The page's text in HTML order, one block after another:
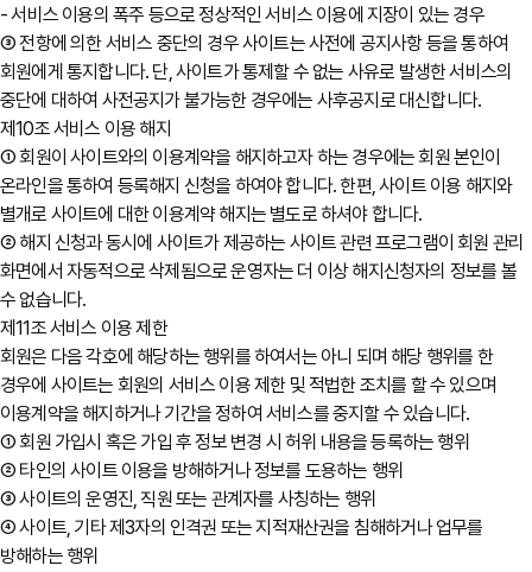
- 서비스 이용의 폭주 등으로 정상적인 서비스 이용에 지장이 있는 경우
③ 전항에 의한 서비스 중단의 경우 사이트는 사전에 공지사항 등을 통하여
회원에게 통지합니다. 단, 사이트가 통제할 수 없는 사유로 발생한 서비스의
중단에 대하여 사전공지가 불가능한 경우에는 사후공지로 대신합니다.
제10조 서비스 이용 해지
① 회원이 사이트와의 이용계약을 해지하고자 하는 경우에는 회원 본인이
온라인을 통하여 등록해지 신청을 하여야 합니다. 한편, 사이트 이용 해지와
별개로 사이트에 대한 이용계약 해지는 별도로 하셔야 합니다.
② 해지 신청과 동시에 사이트가 제공하는 사이트 관련 프로그램이 회원 관리
화면에서 자동적으로 삭제됨으로 운영자는 더 이상 해지신청자의 정보를 볼
수 없습니다.
제11조 서비스 이용 제한
회원은 다음 각호에 해당하는 행위를 하여서는 아니 되며 해당 행위를 한
경우에 사이트는 회원의 서비스 이용 제한 및 적법한 조치를 할 수 있으며
이용계약을 해지하거나 기간을 정하여 서비스를 중지할 수 있습니다.
① 회원 가입시 혹은 가입 후 정보 변경 시 허위 내용을 등록하는 행위
② 타인의 사이트 이용을 방해하거나 정보를 도용하는 행위
③ 사이트의 운영진, 직원 또는 관계자를 사칭하는 행위
④ 사이트, 기타 제3자의 인격권 또는 지적재산권을 침해하거나 업무를
방해하는 행위